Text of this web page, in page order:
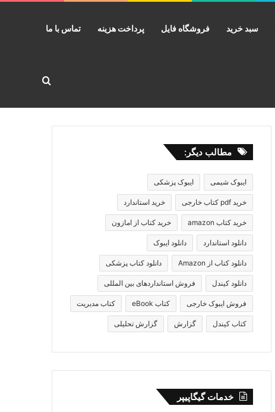
سبد خرید فروشگاه فایل پرداخت هزینه تماس با ما
جستجو
مطالب دیگر:
ایبوک شیمی ایبوک پزشکی
خرید pdf کتاب خارجی خرید استاندارد
خرید کتاب amazon خرید کتاب از امازون
دانلود استاندارد دانلود ایبوک
دانلود کتاب از Amazon دانلود کتاب پزشکی
دانلود کیندل فروش استانداردهای بین المللی
فروش ایبوک خارجی کتاب eBook کتاب مدیریت
کتاب کیندل گزارش گزارش تحلیلی
خدمات گیگاپیپر